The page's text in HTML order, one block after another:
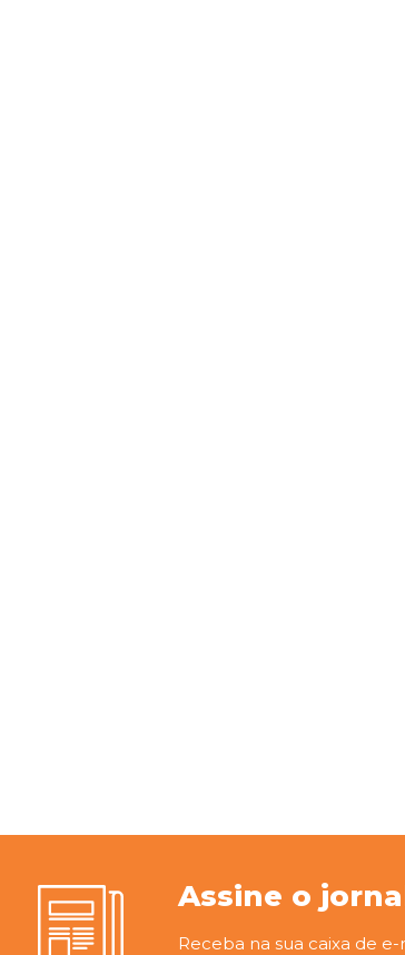
Assine o
Receba na sua caixa de